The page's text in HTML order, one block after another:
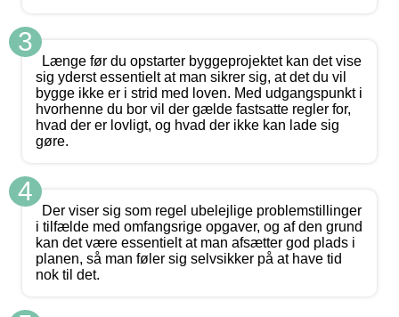
3
Længe før du opstarter byggeprojektet kan det vise
sig yderst essentielt at man sikrer sig, at det du vil
bygge ikke er i strid med loven. Med udgangspunkt i
hvorhenne du bor vil der gælde fastsatte regler for,
hvad der er lovligt, og hvad der ikke kan lade sig
gøre.
4
Der viser sig som regel ubelejlige problemstillinger
i tilfælde med omfangsrige opgaver, og af den grund
kan det være essentielt at man afsætter god plads i
planen, så man føler sig selvsikker på at have tid
nok til det.